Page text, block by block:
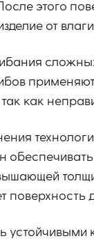
этого
от
как
поверхность